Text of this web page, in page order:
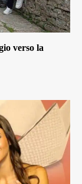
verso la